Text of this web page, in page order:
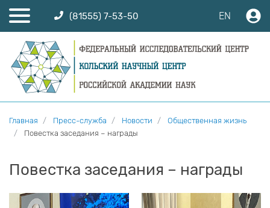
(81555) 7-53-50 EN
Главная Пресс-служба Новости
Общественная жизнь
Повестка заседания – награды
Повестка заседания – награды